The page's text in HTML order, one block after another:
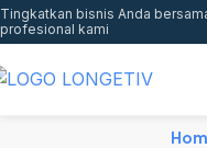
Tingkatkan bisnis Anda
profesional kami